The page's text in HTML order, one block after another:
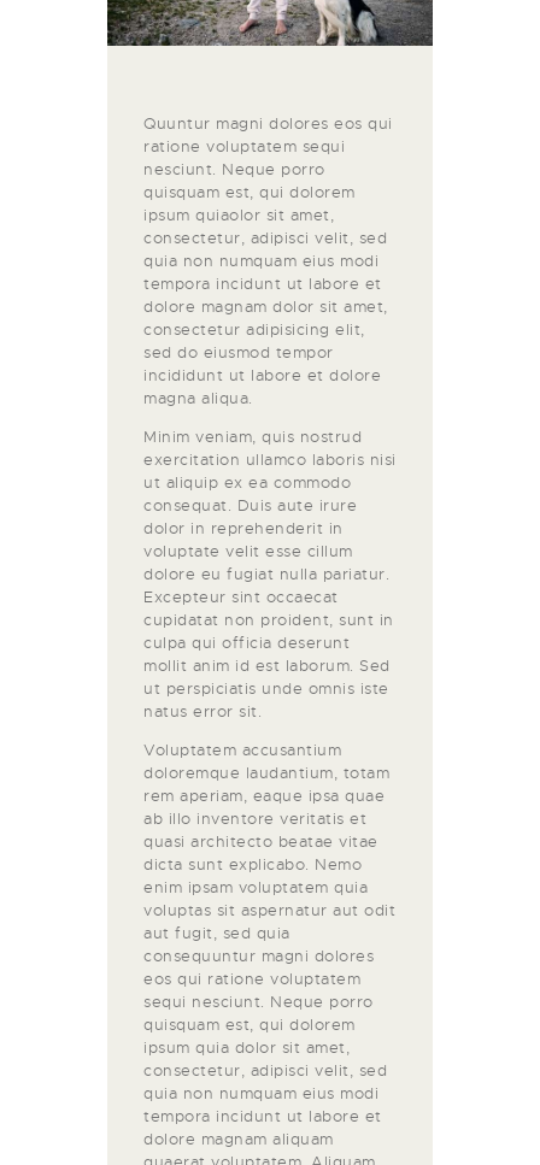
Quuntur magni dolores eos qui
ratione voluptatem sequi
nesciunt. Neque porro
quisquam est, qui dolorem
ipsum quiaolor sit amet,
consectetur, adipisci velit, sed
quia non numquam eius modi
tempora incidunt ut labore et
dolore magnam dolor sit amet,
consectetur adipisicing elit,
sed do eiusmod tempor
incididunt ut labore et dolore
magna aliqua.
Minim veniam, quis nostrud
exercitation ullamco laboris nisi
ut aliquip ex ea commodo
consequat. Duis aute irure
dolor in reprehenderit in
voluptate velit esse cillum
dolore eu fugiat nulla pariatur.
Excepteur sint occaecat
cupidatat non proident, sunt in
culpa qui officia deserunt
mollit anim id est laborum. Sed
ut perspiciatis unde omnis iste
natus error sit.
Voluptatem accusantium
doloremque laudantium, totam
rem aperiam, eaque ipsa quae
ab illo inventore veritatis et
quasi architecto beatae vitae
dicta sunt explicabo. Nemo
enim ipsam voluptatem quia
voluptas sit aspernatur aut odit
aut fugit, sed quia
consequuntur magni dolores
eos qui ratione voluptatem
sequi nesciunt. Neque porro
quisquam est, qui dolorem
ipsum quia dolor sit amet,
consectetur, adipisci velit, sed
quia non numquam eius modi
tempora incidunt ut labore et
dolore magnam aliquam